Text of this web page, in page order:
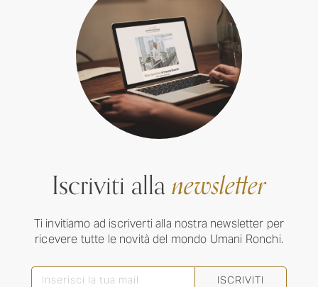
Iscriviti allanewsletter
Ti invitiamo ad iscriverti alla nostra newsletter per
ricevere tutte le novità del mondo Umani Ronchi.
ISCRIVITI